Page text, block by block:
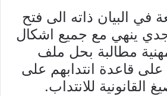
في البيان ذاته الى فتح
ينهي مع جميع اشكال
مطالبة بحل ملف
على قاعدة انتدابهم على
القانونية للانتداب.